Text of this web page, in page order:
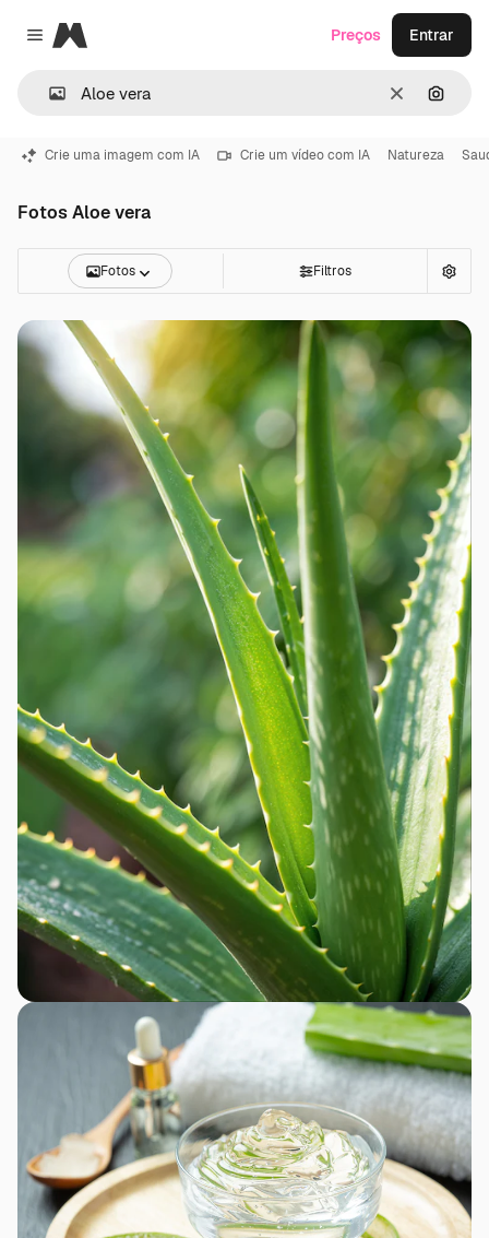
Close menu
Magnific
Limpar
Preços Entrar
Crie uma imagem com IA Crie um vídeo com IA Natureza
Fotos Aloe vera
Fotos Filtros